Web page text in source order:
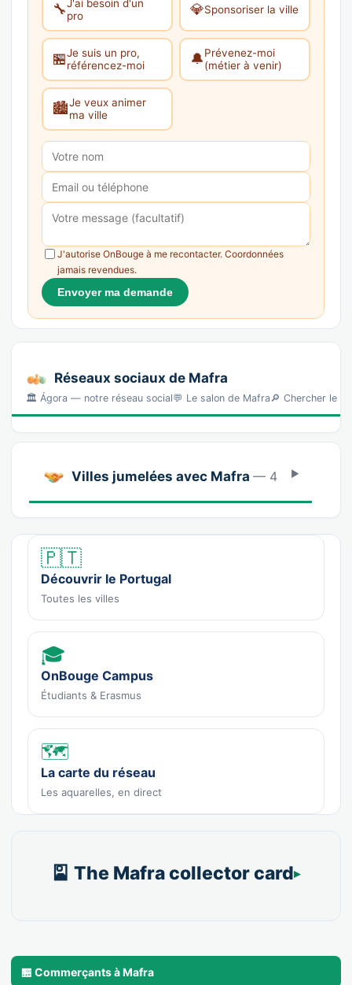
🔧J'ai besoin d'un
pro
💎Sponsoriser la ville
🏪Je suis un pro,
référencez-moi
🔔Prévenez-moi
(métier à venir)
🏙️Je veux animer
ma ville
J'autorise OnBouge à me recontacter. Coordonnées
jamais revendues.
Envoyer ma demande
Réseaux sociaux de Mafra
🏛️ Ágora — notre réseau social💬 Le salon de Mafra🔎 Chercher le
Villes jumelées avec Mafra — 4
🇵🇹
Découvrir le Portugal
Toutes les villes
🎓
OnBouge Campus
Étudiants & Erasmus
🗺️
La carte du réseau
Les aquarelles, en direct
🎴 The Mafra collector card
🏪 Commerçants à Mafra